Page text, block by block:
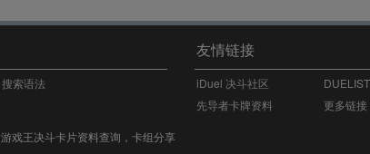
搜索语法
友情链接
iDuel 决斗社区
先导者卡牌资料
更多链接
游戏王决斗卡片资料查询，卡组分享